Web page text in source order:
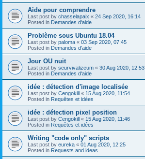
Aide pour comprendre
Last post by chasselapaix « 24 Sep 2020, 16:14
Posted in Demandes d'aide
Problème sous Ubuntu 18.04
Last post by paloma « 03 Sep 2020, 07:45
Posted in Demandes d'aide
Jour OU nuit
Last post by seurvivalizeum « 30 Aug 2020, 12:53
Posted in Demandes d'aide
idée : détection d'image localisée
Last post by Cengokill « 15 Aug 2020, 11:54
Posted in Requêtes et idées
idée : détection pixel position
Last post by Cengokill « 15 Aug 2020, 11:46
Posted in Requêtes et idées
Writing "code only" scripts
Last post by eureka « 01 Aug 2020, 12:25
Posted in Requests and ideas